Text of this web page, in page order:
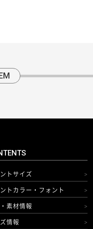
トサイズ >
トカラー・フォント >
素材情報 >
情報 >